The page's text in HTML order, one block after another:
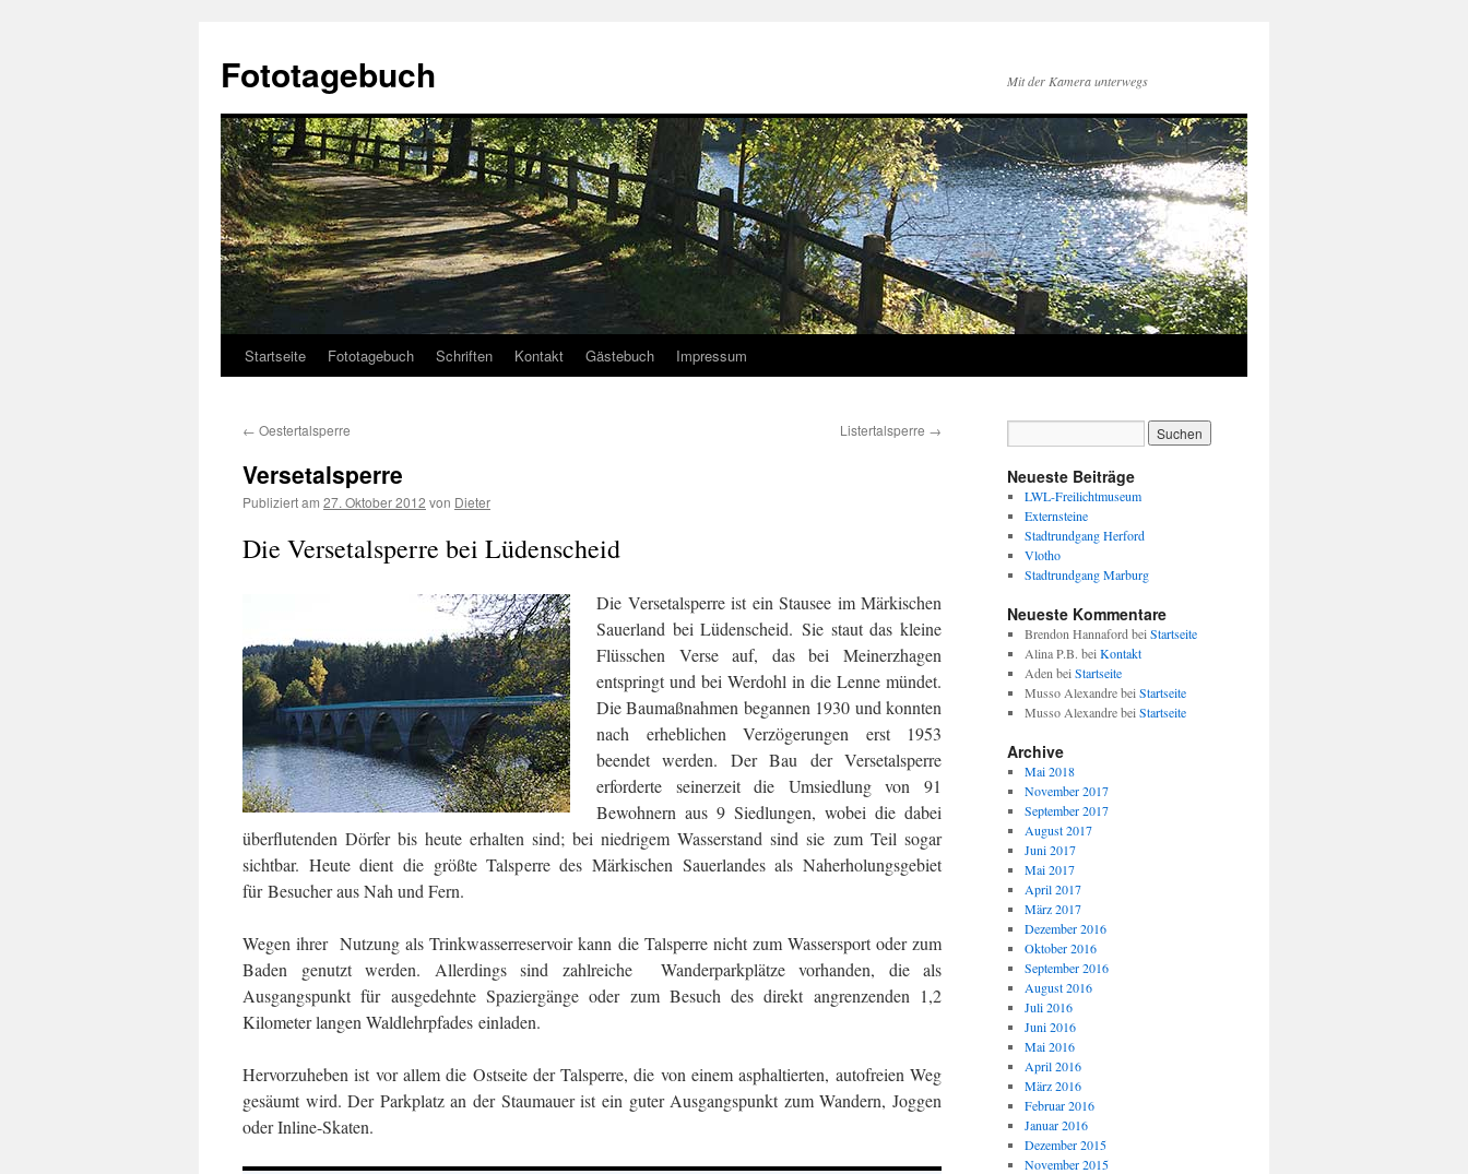
Fototagebuch Mit der Kamera unterwegs
Startseite Fototagebuch Schriften Kontakt Gästebuch Impressum
← Oestertalsperre Listertalsperre →
Versetalsperre
Publiziert am 27. Oktober 2012 von Dieter
Die Versetalsperre bei Lüdenscheid
Die Versetalsperre ist ein Stausee im Märkischen
Sauerland bei Lüdenscheid. Sie staut das kleine
Flüsschen Verse auf, das bei Meinerzhagen
entspringt und bei Werdohl in die Lenne mündet.
Die Baumaßnahmen begannen 1930 und konnten
nach erheblichen Verzögerungen erst 1953
beendet werden. Der Bau der Versetalsperre
erforderte seinerzeit die Umsiedlung von 91
Bewohnern aus 9 Siedlungen, wobei die dabei
überflutenden Dörfer bis heute erhalten sind; bei niedrigem Wasserstand sind sie zum Teil sogar
sichtbar. Heute dient die größte Talsperre des Märkischen Sauerlandes als Naherholungsgebiet
für Besucher aus Nah und Fern.
Wegen ihrer Nutzung als Trinkwasserreservoir kann die Talsperre nicht zum Wassersport oder zum
Baden genutzt werden. Allerdings sind zahlreiche Wanderparkplätze vorhanden, die als
Ausgangspunkt für ausgedehnte Spaziergänge oder zum Besuch des direkt angrenzenden 1,2
Kilometer langen Waldlehrpfades einladen.
Hervorzuheben ist vor allem die Ostseite der Talsperre, die von einem asphaltierten, autofreien Weg
gesäumt wird. Der Parkplatz an der Staumauer ist ein guter Ausgangspunkt zum Wandern, Joggen
oder Inline-Skaten.
Neueste Beiträge
LWL-Freilichtmuseum
Externsteine
Stadtrundgang Herford
Vlotho
Stadtrundgang Marburg
Neueste Kommentare
Brendon Hannaford bei Startseite
Alina P.B. bei Kontakt
Aden bei Startseite
Musso Alexandrebei Startseite
Musso Alexandrebei Startseite
Archive
Mai 2018
November 2017
September 2017
August 2017
Juni 2017
Mai 2017
April 2017
März 2017
Dezember 2016
Oktober 2016
September 2016
August 2016
Juli 2016
Juni 2016
Mai 2016
April 2016
März 2016
Februar 2016
Januar 2016
Dezember 2015
November 2015